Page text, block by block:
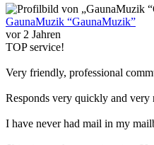
GaunaMuzik “GaunaMuzik”
vor 2 Jahren
TOP service!
Very friendly, professional
Responds very quickly and very
I have never had mail in my